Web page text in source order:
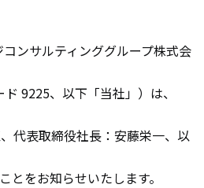
ンサルティンググループ株式会
9225、以下「当社」）は、
代表取締役社長：安藤栄一、以
をお知らせいたします。